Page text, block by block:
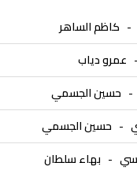
- كاظم الساهر
- عمرو دياب
- حسين الجسمي
- حسين الجسمي
- بهاء سلطان